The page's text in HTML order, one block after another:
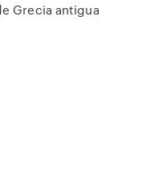
Grecia antigua